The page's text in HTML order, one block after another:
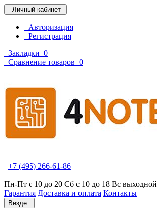
Личный кабинет
Авторизация
Регистрация
Закладки 0
Сравнение товаров 0
+7 (495) 266-61-86
Пн-Пт с 10 до 20 Сб с 10 до 18 Вс выходной
Гарантия Доставка и оплата Контакты
Везде